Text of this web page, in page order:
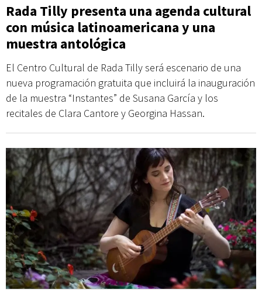
Rada Tilly presenta una agenda cultural
con música latinoamericana y una
muestra antológica
El Centro Cultural de Rada Tilly será escenario de una
nueva programación gratuita que incluirá la inauguración
de la muestra “Instantes” de Susana García y los
recitales de Clara Cantore y Georgina Hassan.